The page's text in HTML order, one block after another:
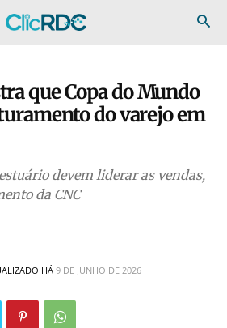
que Copa do Mundo
do varejo em
devem liderar as vendas,
da CNC
HÁ9 DE JUNHO DE 2026